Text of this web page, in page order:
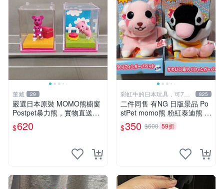
董藏 29
嚴選日本原裝 MOMO熊櫥窗
Postpet暴力熊，實物直送新
臺灣。MOMO熊 暴力熊 熊貓
櫥窗
$620
彩虹牛的日本玩具，可7取
付
825
二件同售 有NG 日版景品 Po
stPet momo熊 粉紅泰迪熊 妹
妹 comomo 企鵝 娃娃 布偶
手指頭 娃娃
$350 $600 59折